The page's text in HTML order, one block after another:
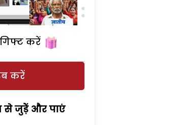
करें
करें
से जुड़ेें और पाएं